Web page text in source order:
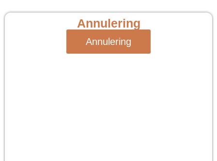
Annulering
Annulering